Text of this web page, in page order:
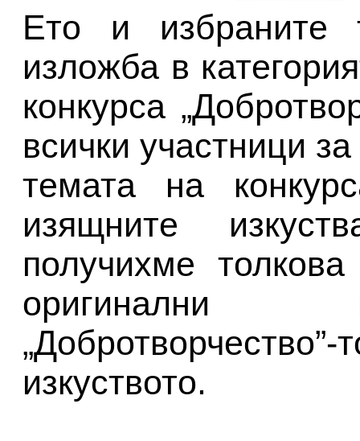
Ето и избраните
изложба в
конкурса
всички участници
темата на
изящните
получихме
оригинални
изкуството.